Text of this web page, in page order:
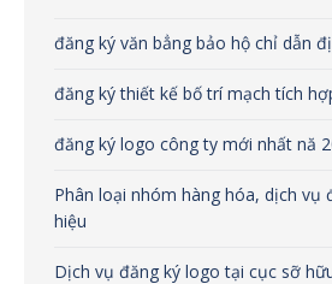
đăng ký văn bẳng bảo hộ chỉ dẫn
đăng ký thiết kế bố trí mạch tích
đăng ký logo công ty mới nhất nă
Phân loại nhóm hàng hóa, dịch vụ
hiệu
Dịch vụ đăng ký logo tại cục sỡ